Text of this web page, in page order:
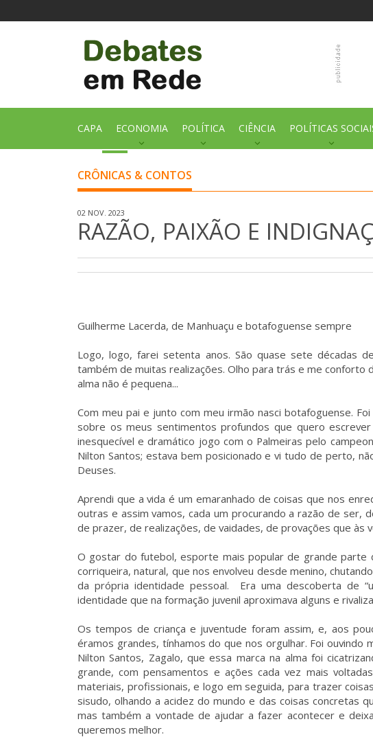
CAPA ECONOMIA POLÍTICA CIÊNCIA POLÍTICAS
CRÔNICAS & CONTOS
02 NOV. 2023
RAZÃO, PAIXÃO E
Guilherme Lacerda, de Manhuaçu e botafoguense sempre
Logo, logo, farei setenta anos. São quase sete décadas
também de muitas realizações. Olho para trás e me conforto
alma não é pequena...
Com meu pai e junto com meu irmão nasci botafoguense.
sobre os meus sentimentos profundos que quero
inesquecível e dramático jogo com o Palmeiras pelo
Nilton Santos; estava bem posicionado e vi tudo de perto,
Deuses.
Aprendi que a vida é um emaranhado de coisas que nos
outras e assim vamos, cada um procurando a razão de ser,
de prazer, de realizações, de vaidades, de provações que às
O gostar do futebol, esporte mais popular de grande parte
corriqueira, natural, que nos envolveu desde menino,
da própria identidade pessoal. Era uma descoberta de
identidade que na formação juvenil aproximava alguns e
Os tempos de criança e juventude foram assim, e, aos
éramos grandes, tínhamos do que nos orgulhar. Foi ouvindo
Nilton Santos, Zagalo, que essa marca na alma foi
grande, com pensamentos e ações cada vez mais
materiais, profissionais, e logo em seguida, para trazer
sisudo, olhando a acidez do mundo e das coisas concretas
mas também a vontade de ajudar a fazer acontecer e
queremos melhor.